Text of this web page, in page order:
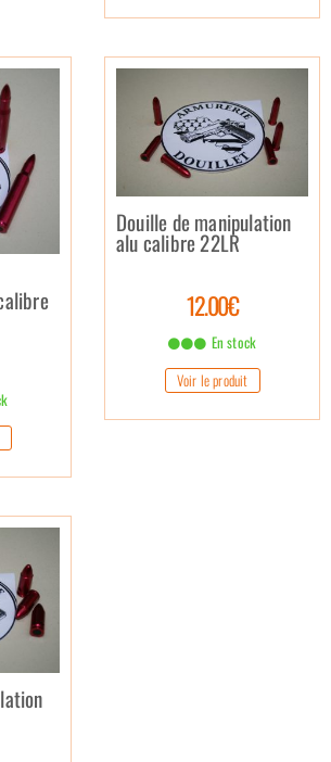
Douille de manipulation
alu calibre 22LR
12.00€
En stock
Voir le produit